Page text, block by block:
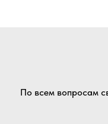
По всем вопросам